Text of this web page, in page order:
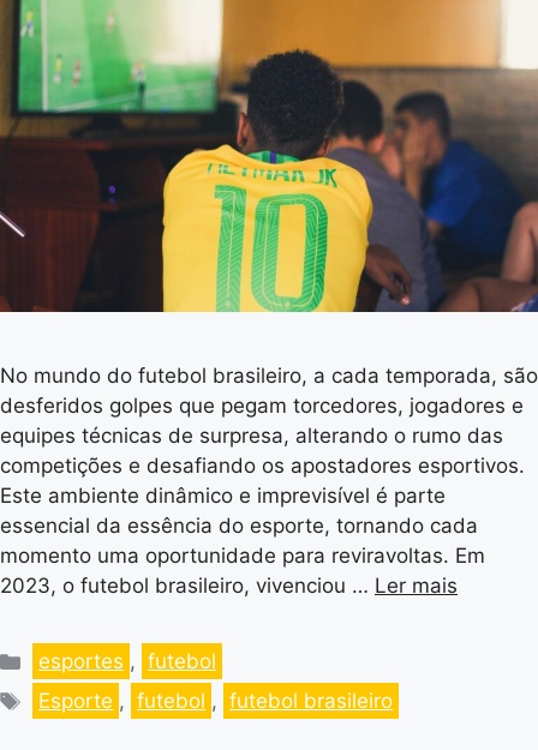
No mundo do futebol brasileiro, a cada temporada, são
desferidos golpes que pegam torcedores, jogadores e
equipes técnicas de surpresa, alterando o rumo das
competições e desafiando os apostadores esportivos.
Este ambiente dinâmico e imprevisível é parte
essencial da essência do esporte, tornando cada
momento uma oportunidade para reviravoltas. Em
2023, o futebol brasileiro, vivenciou … Ler mais
esportes , futebol
Esporte , futebol , futebol brasileiro